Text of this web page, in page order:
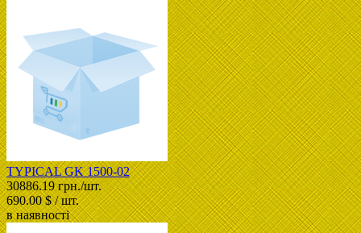
TYPICAL GK 1500-02
30886.19 грн./шт.
690.00 $ / шт.
в наявності